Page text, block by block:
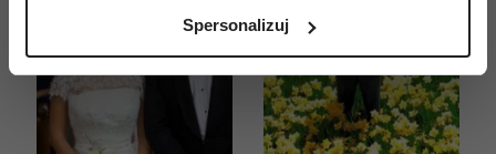
(fingerprinting, czyli wirtualny odcisk palca)
dane są przetwarzane oraz ustaw własne preferencje w
sekcji szczegółów
. W Deklaracji plików cookie możesz
zmienić lub wycofać swoją zgodę w dowolnej chwili.
Spersonalizuj